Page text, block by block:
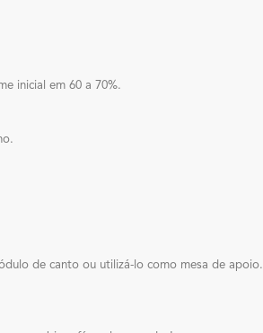
inicial em 60 a 70%.
de canto ou utilizá-lo como mesa de apoio.